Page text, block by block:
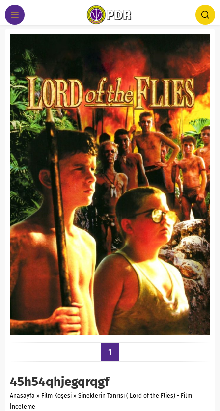
1
45h54qhjegqrqgf
Anasayfa » Film Köşesi » Sineklerin Tanrısı ( Lord of the Flies) - Film
İnceleme